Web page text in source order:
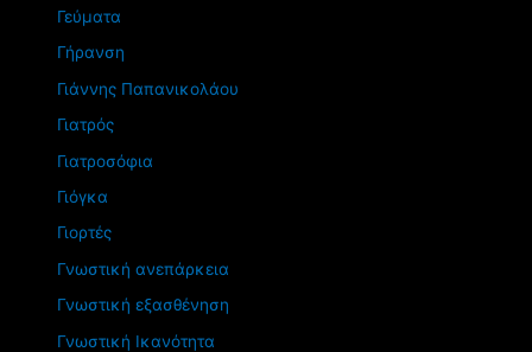
Γεύματα
Γήρανση
Γιάννης Παπανικολάου
Γιατρός
Γιατροσόφια
Γιόγκα
Γιορτές
Γνωστική ανεπάρκεια
Γνωστική εξασθένηση
Γνωστική Ικανότητα